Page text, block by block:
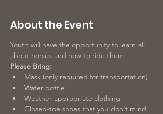
About the Event
Youth will have the opportunity to learn all
about horses and how to ride them!
Please Bring:
Mask (only required for transportation)
Water bottle
Weather appropriate clothing
Closed-toe shoes that you don't mind